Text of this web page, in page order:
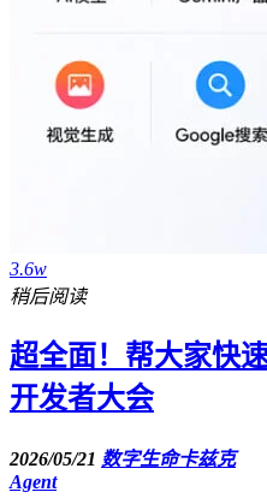
3.6w
稍后阅读
超全面！帮大家快
开发者大会
2026/05/21 数字生命卡兹克
Agent